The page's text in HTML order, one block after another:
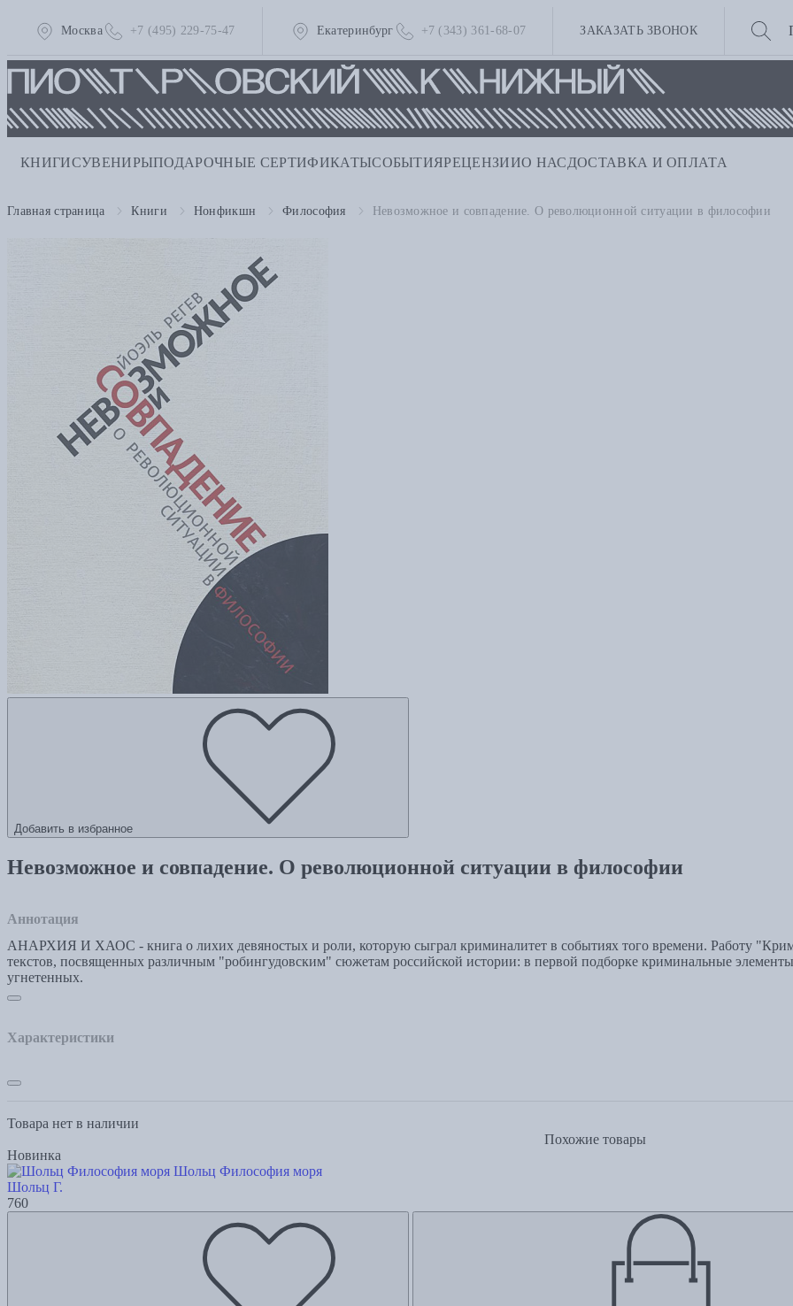
Москва +7 (495) 229-75-47 Екатеринбург +7 (343) 361-68-07 ЗАКАЗАТЬ ЗВОНОК
КНИГИСУВЕНИРЫПОДАРОЧНЫЕ СЕРТИФИКАТЫСОБЫТИЯРЕЦЕНЗИИО НАС ДОСТАВКА И ОПЛАТА
Главная страница Книги Нонфикшн Философия Невозможное и совпадение. О революционной ситуации в философии
Добавить в избранное
Невозможное и совпадение. О революционной ситуации в философии
Аннотация
АНАРХИЯ И ХАОС - книга о лихих девяностых и роли, которую сыграл криминалитет в событиях того времени. Работу
текстов, посвященных различным "робингудовским" сюжетам российской истории: в первой подборке криминальные
угнетенных.
Характеристики
Товара нет в наличии
Похожие товары
Новинка
Шольц Философия моря
Шольц Г.
760